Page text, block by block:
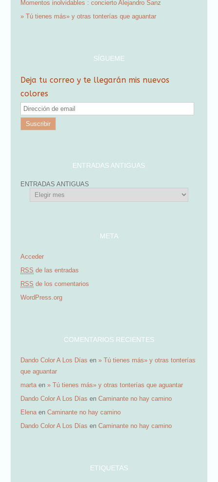
Momentos inolvidables : concierto Alejandro Sanz
» Tú tienes más» y otras tonterías que aguantar
SÍGUEME
Deja tu correo y te llegarán mis nuevos
colores
D
e
m
a
i
ENTRADAS ANTIGUAS
ENTRADAS ANTIGUAS
META
Acceder
RSS de las entradas
RSS de los comentarios
WordPress.org
COMENTARIOS RECIENTES
Dando Color A Los Días en» Tú tienes más» y otras tonterías
que aguantar
marta en» Tú tienes más» y otras tonterías que aguantar
Dando Color A Los Días enCaminante no hay camino
Elena enCaminante no hay camino
Dando Color A Los Días enCaminante no hay camino
ETIQUETAS